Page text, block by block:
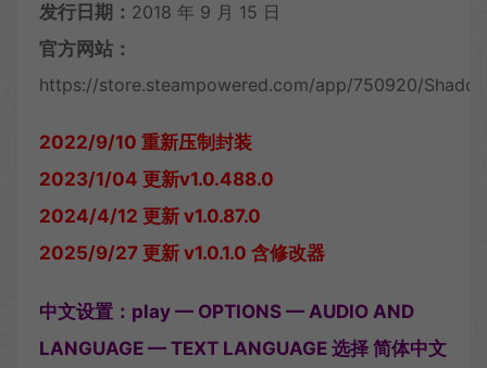
发行日期： 2018 年 9 月 15 日
官方网站：
https://store.steampowered.com/app/750920/
2022/9/10 重新压制封装
2023/1/04 更新v1.0.488.0
2024/4/12 更新 v1.0.87.0
2025/9/27 更新 v1.0.1.0 含修改器
中文设置：play — OPTIONS — AUDIO AND
LANGUAGE — TEXT LANGUAGE 选择 简体中文